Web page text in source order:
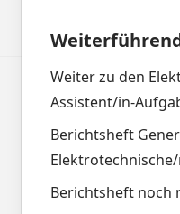
Weiter zu den
Assistent/in-
Berichtsheft
Berichtsheft noch